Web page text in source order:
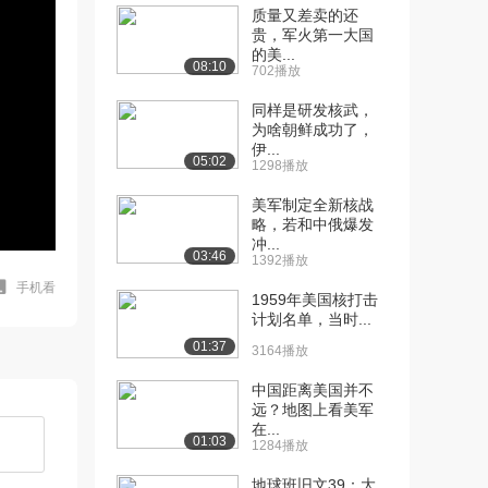
手机看
08:10
质量又差卖的还
贵，军火第一大国
的美...
702播放
05:02
同样是研发核武，
为啥朝鲜成功了，
伊...
1298播放
03:46
美军制定全新核战
略，若和中俄爆发
冲...
1392播放
01:37
1959年美国核打击
计划名单，当时...
3164播放
01:03
中国距离美国并不
远？地图上看美军
在...
1284播放